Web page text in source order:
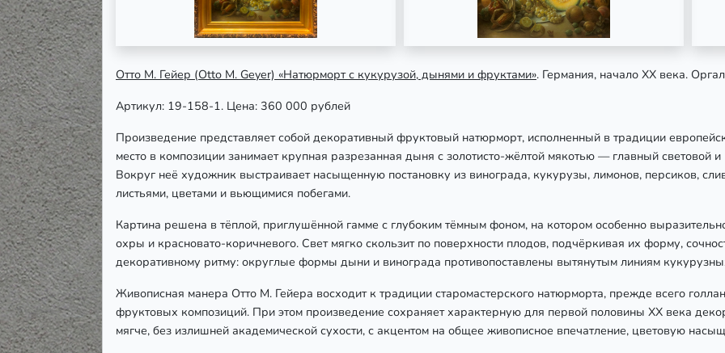
Отто М. Гейер (Otto M. Geyer) «Натюрморт с кукурузой, дынями и фруктами». Германия, начало ХХ века.
Артикул: 19-158-1. Цена: 360 000 рублей
Произведение представляет собой декоративный фруктовый натюрморт, исполненный в традиции
место в композиции занимает крупная разрезанная дыня с золотисто-жёлтой мякотью — главный световой
Вокруг неё художник выстраивает насыщенную постановку из винограда, кукурузы, лимонов, персиков,
листьями, цветами и вьющимися побегами.
Картина решена в тёплой, приглушённой гамме с глубоким тёмным фоном, на котором особенно
охры и красновато-коричневого. Свет мягко скользит по поверхности плодов, подчёркивая их форму,
декоративному ритму: округлые формы дыни и винограда противопоставлены вытянутым линиям
Живописная манера Отто М. Гейера восходит к традиции старомастерского натюрморта, прежде всего
фруктовых композиций. При этом произведение сохраняет характерную для первой половины ХХ века
мягче, без излишней академической сухости, с акцентом на общее живописное впечатление, цветовую